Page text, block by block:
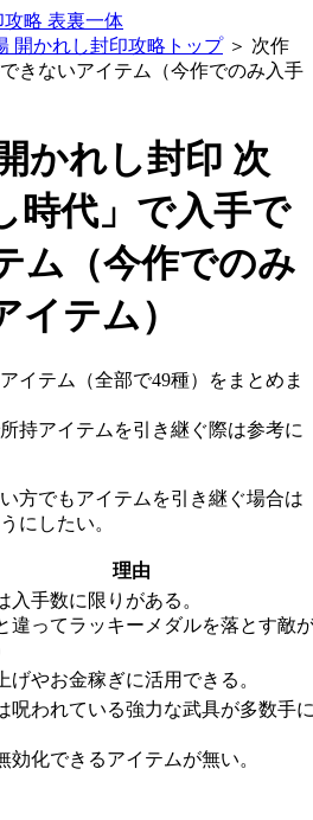
略 表裏一体
開かれし封印攻略トップ＞ 次作
きないアイテム（今作でのみ入手
かれし封印 次
時代」で入手で
ム（今作でのみ
イテム）
イテム（全部で49種）をまとめま
持アイテムを引き継ぐ際は参考に
方でもアイテムを引き継ぐ場合は
にしたい。
理由
入手数に限りがある。
違ってラッキーメダルを落とす敵
げやお金稼ぎに活用できる。
呪われている強力な武具が多数手
効化できるアイテムが無い。